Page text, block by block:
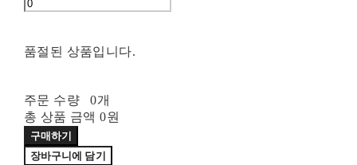
품절된 상품입니다.
주문 수량
0개
총 상품 금액 0원
구매하기
장바구니에 담기